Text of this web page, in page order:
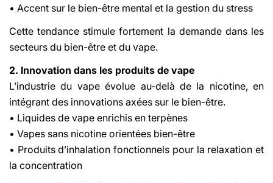
• Accent sur le bien-être mental et la gestion du stress
Cette tendance stimule fortement la demande dans les
secteurs du bien-être et du vape.
2. Innovation dans les produits de vape
L’industrie du vape évolue au-delà de la nicotine, en
intégrant des innovations axées sur le bien-être.
• Liquides de vape enrichis en terpènes
• Vapes sans nicotine orientées bien-être
• Produits d’inhalation fonctionnels pour la relaxation et
la concentration